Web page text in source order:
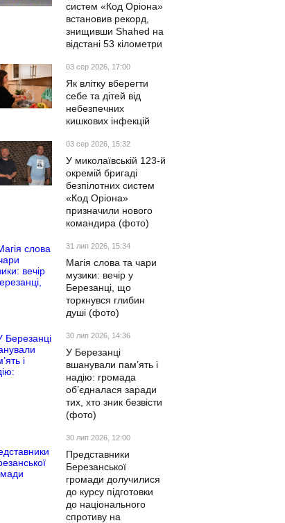
систем «Код Оріона»
встановив рекорд,
знищивши Shahed на
відстані 53 кілометри
03 сер 2026, 17:00
Як влітку вберегти
себе та дітей від
небезпечних
кишкових інфекцій
03 сер 2026, 15:32
У миколаївській 123-й
окремій бригаді
безпілотних систем
«Код Оріона»
призначили нового
командира (фото)
31 лип 2026, 15:34
Магія слова та чари
музики: вечір у
Березанці, що
торкнувся глибин
душі (фото)
30 лип 2026, 14:36
У Березанці
вшанували пам’ять і
надію: громада
об’єдналася заради
тих, хто зник безвісти
(фото)
30 лип 2026, 12:00
Представники
Березанської
громади долучилися
до курсу підготовки
до національного
спротиву на